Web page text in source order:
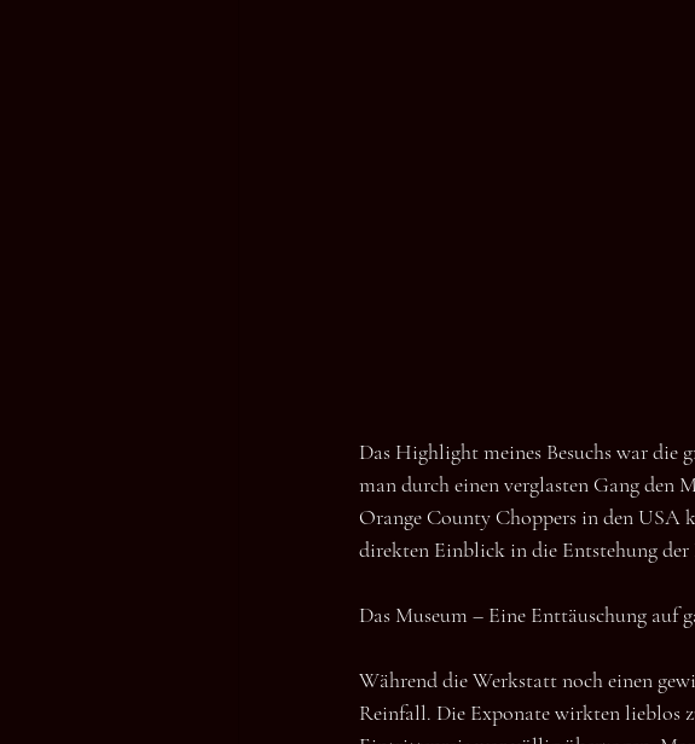
Das Highlight meines Besuchs war
man durch einen verglasten Gang den
Orange County Choppers in den USA
direkten Einblick in die Entstehung der
Das Museum – Eine Enttäuschung auf
Während die Werkstatt noch einen
Reinfall. Die Exponate wirkten lieblos